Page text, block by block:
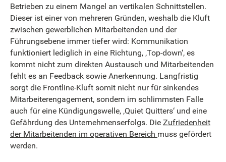
Betrieben zu einem Mangel an vertikalen Schnittstellen.
Dieser ist einer von mehreren Gründen, weshalb die Kluft
zwischen gewerblichen Mitarbeitenden und der
Führungsebene immer tiefer wird: Kommunikation
funktioniert lediglich in eine Richtung, ‚Top-down‘, es
kommt nicht zum direkten Austausch und Mitarbeitenden
fehlt es an Feedback sowie Anerkennung. Langfristig
sorgt die Frontline-Kluft somit nicht nur für sinkendes
Mitarbeiterengagement, sondern im schlimmsten Falle
auch für eine Kündigungswelle, ‚Quiet Quitters‘ und eine
Gefährdung des Unternehmenserfolgs. Die Zufriedenheit
der Mitarbeitenden im operativen Bereich muss gefördert
werden.